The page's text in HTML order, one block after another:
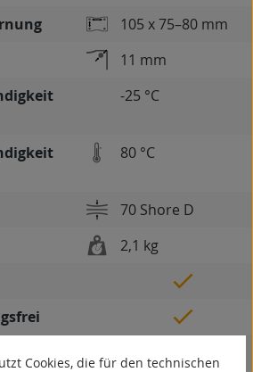
105 x 75–80 mm
11 mm
-25 °C
80 °C
70 Shore D
2,1 kg
Cookies, die für den technischen